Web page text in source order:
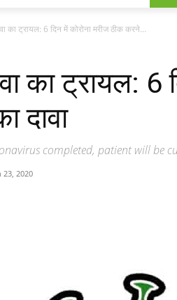
का ट्रायल: 6 दिन में कोरोना मरीज ठीक करने...
का ट्रायल: 6
दावा
completed, patient will be
23, 2020